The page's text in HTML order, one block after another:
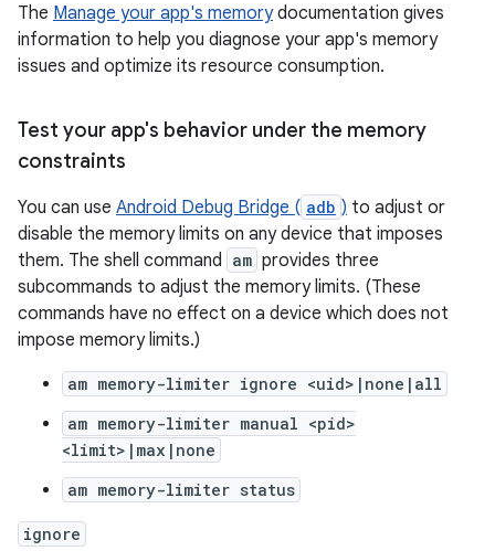
The Manage your app's memorydocumentation gives
information to help you diagnose your app's memory
issues and optimize its resource consumption.
Test your app's behavior under the memory
constraints
You can use Android Debug Bridge ( adb ) to adjust or
disable the memory limits on any device that imposes
them. The shell command am provides three
subcommands to adjust the memory limits. (These
commands have no effect on a device which does not
impose memory limits.)
am memory-limiter ignore <uid>|none|all
am memory-limiter manual <pid>
<limit>|max|none
am memory-limiter status
ignore